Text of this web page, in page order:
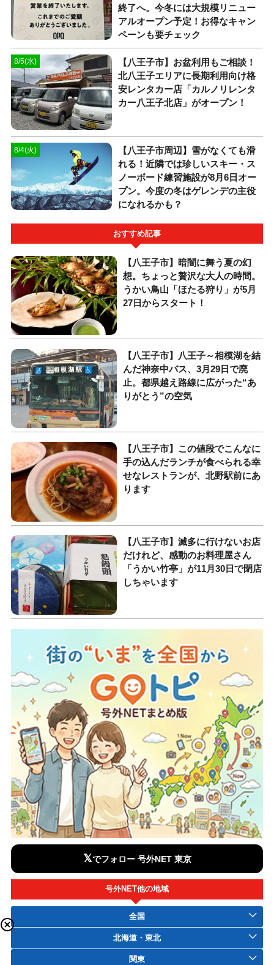
終了へ。今冬には大規模リニュー
アルオープン予定！お得なキャン
ペーンも要チェック
8/5(水)
【八王子市】お盆利用もご相談！
北八王子エリアに長期利用向け格
安レンタカー店「カルノリレンタ
カー八王子北店」がオープン！
8/4(火)
【八王子市周辺】雪がなくても滑
れる！近隣では珍しいスキー・ス
ノーボード練習施設が8月6日オー
プン。今度の冬はゲレンデの主役
になれるかも？
おすすめ記事
【八王子市】暗闇に舞う夏の幻
想。ちょっと贅沢な大人の時間。
うかい鳥山「ほたる狩り」が5月
27日からスタート！
【八王子市】八王子～相模湖を結
んだ神奈中バス、3月29日で廃
止。都県越え路線に広がった“あ
りがとう”の空気
【八王子市】この値段でこんなに
手の込んだランチが食べられる幸
せなレストランが、北野駅前にあ
ります
【八王子市】滅多に行けないお店
だけれど、感動のお料理屋さん
「うかい竹亭」が11月30日で閉店
しちゃいます
𝕏でフォロー 号外NET 東京
号外NET他の地域
全国
北海道・東北
関東